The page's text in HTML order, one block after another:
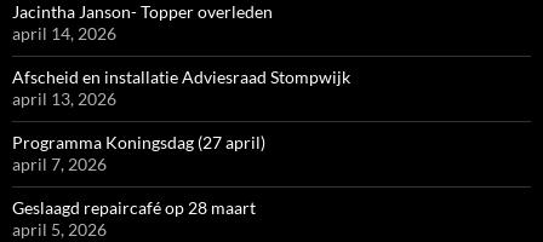
Jacintha Janson- Topper overleden
april 14, 2026
Afscheid en installatie Adviesraad Stompwijk
april 13, 2026
Programma Koningsdag (27 april)
april 7, 2026
Geslaagd repaircafé op 28 maart
april 5, 2026